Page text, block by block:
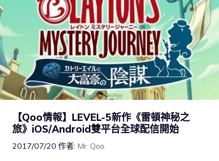
【Qoo情報】LEVEL-5新作《雷頓神秘之
旅》iOS/Android雙平台全球配信開始
2017/07/20 作者: Mr. Qoo